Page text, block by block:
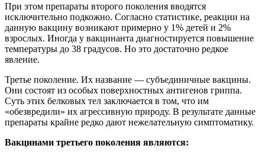
При этом препараты второго поколения вводятся
исключительно подкожно. Согласно статистике, реакции на
данную вакцину возникают примерно у 1% детей и 2%
взрослых. Иногда у вакцинанта диагностируется повышение
температуры до 38 градусов. Но это достаточно редкое
явление.
Третье поколение. Их название — субъединичные вакцины.
Они состоят из особых поверхностных антигенов гриппа.
Суть этих белковых тел заключается в том, что им
«обезвредили» их агрессивную природу. В результате данные
препараты крайне редко дают нежелательную симптоматику.
Вакцинами третьего поколения являются: